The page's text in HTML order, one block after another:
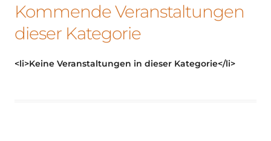
Kommende Veranstaltungen
dieser Kategorie
<li>Keine Veranstaltungen in dieser Kategorie</li>